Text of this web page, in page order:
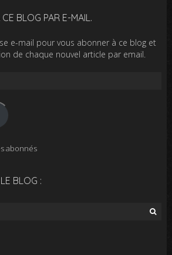
BLOG PAR E-MAIL.
e-mail pour vous abonner à ce blog et
de chaque nouvel article par email.
abonnés
BLOG :